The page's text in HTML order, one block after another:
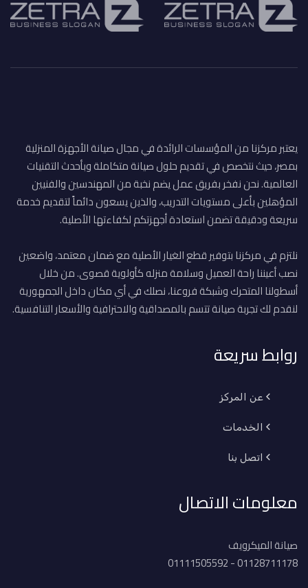
يعتبر مركزنا من المؤسسات الرائدة في مجال صيانة الأجهزة المنزلية
بمصر، حيث نتخصص في تقديم حلول صيانة متكاملة وبأحدث التقنيات
العالمية. نحن نفخر بفريق عمل يضم نخبة من المهندسين والفنيين
المؤهلين بأعلى مستويات التدريب، والذين يسعون دائماً لتقديم خدمة
سريعة ودقيقة تضمن استعادة أجهزتكم لكفاءتها الأصلية.
نلتزم في مركزنا بتوفير قطع الغيار الأصلية مع ضمان معتمد، واضعين
نصب أعيننا راحة العميل وسلامة منزله كأولوية قصوى. من خلال
أسطولنا المتحرك وشبكة فروعنا، نصلك في أي مكان داخل الجمهورية
لنقدم لك تجربة صيانة تتسم بالمصداقية والاحترافية والأسعار التنافسية.
روابط سريعة
عن المركز
الخدمات
اتصل بنا
معلومات الاتصال
صيانة الميكرويف
01128711178 - 01111505592